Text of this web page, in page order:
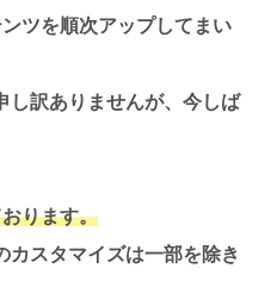
ツを順次アップしてまい
し訳ありませんが、今しば
ります。
カスタマイズは一部を除き